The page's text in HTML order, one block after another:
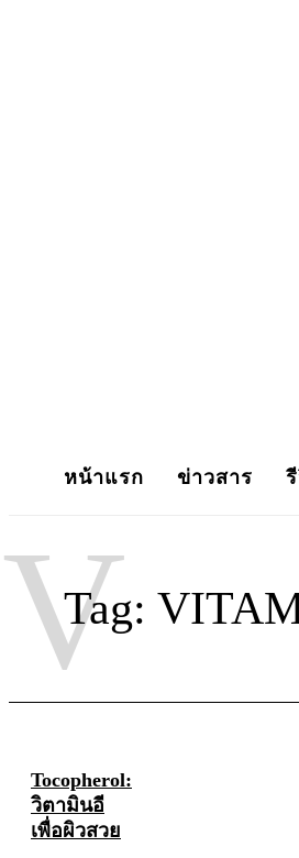
หน้าแรก ข่าวสาร
Tag:
V
Tocopherol:
วิตามินอี
เพื่อผิวสวย